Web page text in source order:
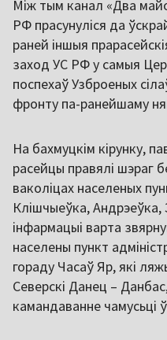
Між тым канал «Два
РФ прасунуліся да
раней іншыя
заход УС РФ у самыя
поспехаў Узброеных
фронту па-ранейшаму
На бахмуцкім кірунку,
расейцы правялі шэраг
ваколіцах населеных
Клішчыеўка, Андрэеўка,
інфармацыі варта
населены пункт
гораду Часаў Яр, які
Северскі Данец –
камандаванне чамусьці